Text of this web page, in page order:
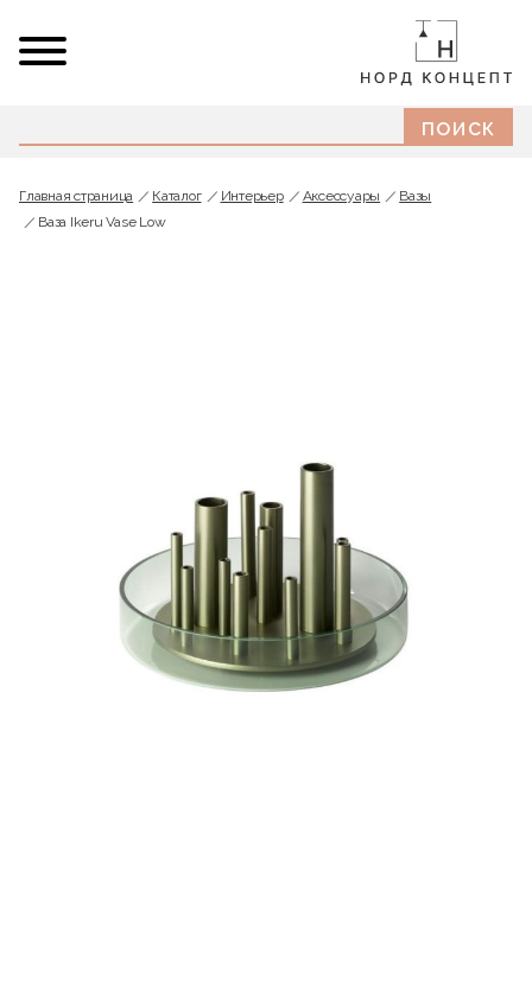
Главная страница Каталог Интерьер Аксессуары
Вазы
Ваза Ikeru Vase Low